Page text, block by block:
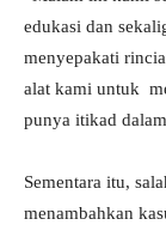
edukasi dan
menyepakati
alat kami untuk
punya itikad
Sementara itu,
menambahkan